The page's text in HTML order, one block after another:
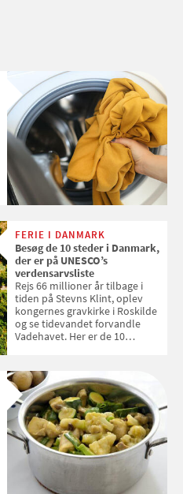
FERIE I DANMARK
Besøg de 10 steder i Danmark,
der er på UNESCO’s
verdensarvsliste
Rejs 66 millioner år tilbage i
tiden på Stevns Klint, oplev
kongernes gravkirke i Roskilde
og se tidevandet forvandle
Vadehavet. Her er de 10